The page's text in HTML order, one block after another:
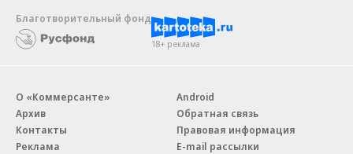
Благотворительный фонд
18+ реклама
О «Коммерсанте»
Архив
Контакты
Реклама
Android
Обратная связь
Правовая информация
E-mail рассылки